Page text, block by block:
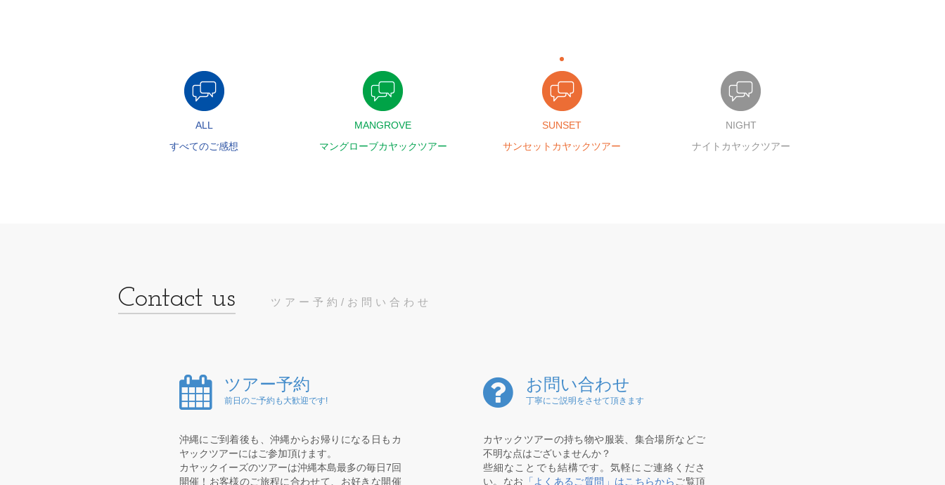
ALL
すべてのご感想
MANGROVE
マングローブカヤックツアー
SUNSET
サンセットカヤックツアー
NIGHT
ナイトカヤックツアー
ツアー予約/お問い合わせ
ツアー予約
前日のご予約も大歓迎です!
沖縄にご到着後も、沖縄からお帰りになる日もカ
ヤックツアーにはご参加頂けます。
カヤックイーズのツアーは沖縄本島最多の毎日7回
開催！お客様のご旅程に合わせて、お好きな開催
お問い合わせ
丁寧にご説明をさせて頂きます
カヤックツアーの持ち物や服装、集合場所などご
不明な点はございませんか？
些細なことでも結構です。気軽にご連絡くださ
い。なお 「よくあるご質問」はこちらから ご覧頂